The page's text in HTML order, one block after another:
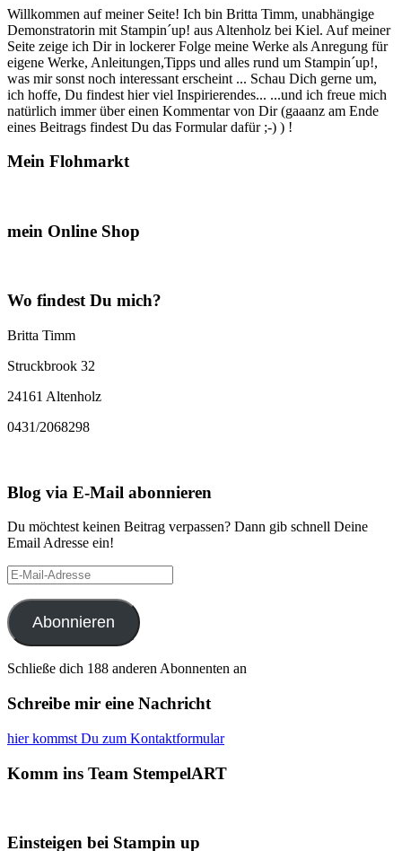
Willkommen auf meiner Seite! Ich bin Britta Timm, unabhängige
Demonstratorin mit Stampin´up! aus Altenholz bei Kiel. Auf meiner
Seite zeige ich Dir in lockerer Folge meine Werke als Anregung für
eigene Werke, Anleitungen,Tipps und alles rund um Stampin´up!,
was mir sonst noch interessant erscheint ... Schau Dich gerne um,
ich hoffe, Du findest hier viel Inspirierendes... ...und ich freue mich
natürlich immer über einen Kommentar von Dir (gaaanz am Ende
eines Beitrags findest Du das Formular dafür ;-) ) !
Mein Flohmarkt
mein Online Shop
Wo findest Du mich?
Britta Timm
Struckbrook 32
24161 Altenholz
0431/2068298
Blog via E-Mail abonnieren
Du möchtest keinen Beitrag verpassen? Dann gib schnell Deine
Email Adresse ein!
E-
Mail-
Adresse
Abonnieren
Schließe dich 188 anderen Abonnenten an
Schreibe mir eine Nachricht
hier kommst Du zum Kontaktformular
Komm ins Team StempelART
Einsteigen bei Stampin up